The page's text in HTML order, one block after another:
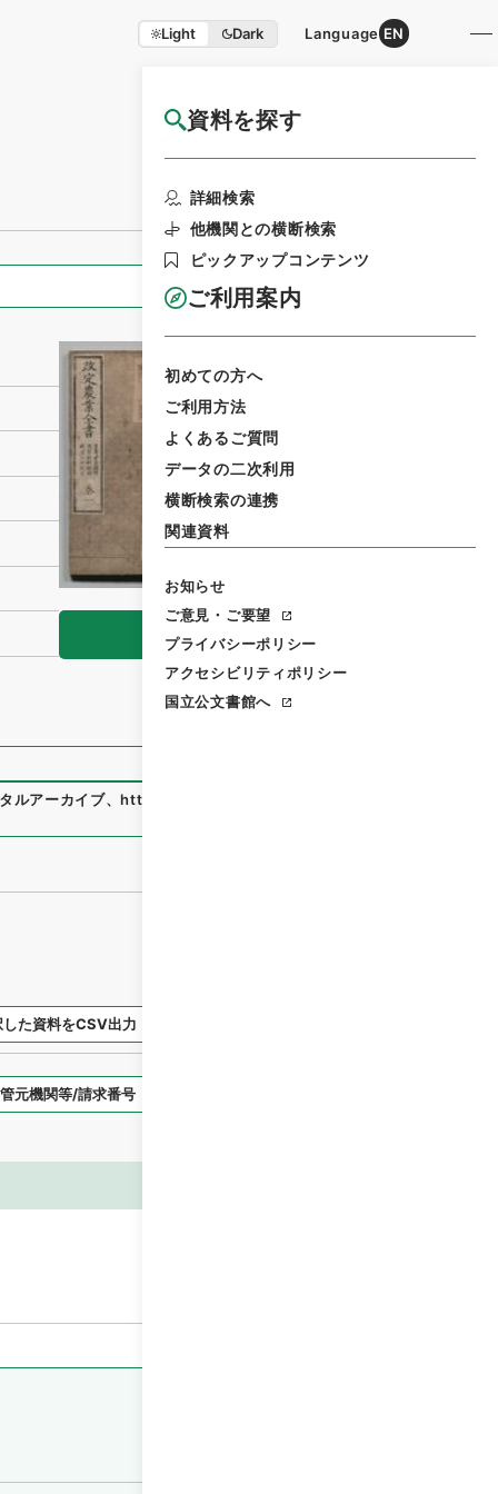
Light Dark Language EN
資料を探す
詳細検索
他機関との横断検索
ピックアップコンテンツ
ご利用案内
初めての方へ
ご利用方法
よくあるご質問
データの二次利用
横断検索の連携
関連資料
お知らせ
ご意見・ご要望
プライバシーポリシー
アクセシビリティポリシー
国立公文書館へ
国立公文書館HP利用案内
全ての情報
閲覧
ルアーカイブ、https://www.digital.archives.go.jp/file/1
した資料をCSV出力